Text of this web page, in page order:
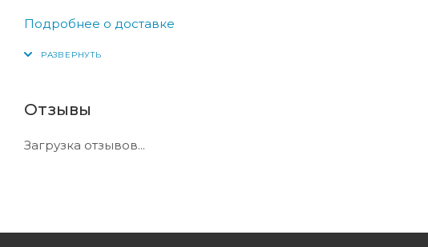
Подробнее о доставке
Отзывы
Загрузка отзывов...